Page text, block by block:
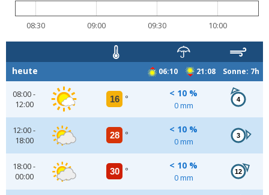
08:30 09:00 09:30 10:00
06:10 21:08 Sonne: 7h
heute
08:00 -
12:00
16 °
< 10 %
0 mm
4
12:00 -
18:00
28 °
< 10 %
0 mm
3
18:00 -
00:00
30 °
< 10 %
0 mm
12